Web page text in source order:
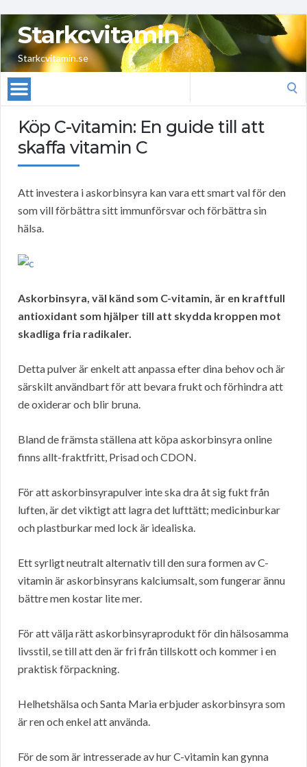
Starkcvitamin
Starkcvitamin.se
Köp C-vitamin: En guide till att
skaffa vitamin C
Att investera i askorbinsyra kan vara ett smart val för den
som vill förbättra sitt immunförsvar och förbättra sin
hälsa.
Askorbinsyra, väl känd som C-vitamin, är en kraftfull
antioxidant som hjälper till att skydda kroppen mot
skadliga fria radikaler.
Detta pulver är enkelt att anpassa efter dina behov och är
särskilt användbart för att bevara frukt och förhindra att
de oxiderar och blir bruna.
Bland de främsta ställena att köpa askorbinsyra online
finns allt-fraktfritt, Prisad och CDON.
För att askorbinsyrapulver inte ska dra åt sig fukt från
luften, är det viktigt att lagra det lufttätt; medicinburkar
och plastburkar med lock är idealiska.
Ett syrligt neutralt alternativ till den sura formen av C-
vitamin är askorbinsyrans kalciumsalt, som fungerar ännu
bättre men kostar lite mer.
För att välja rätt askorbinsyraprodukt för din hälsosamma
livsstil, se till att den är fri från tillskott och kommer i en
praktisk förpackning.
Helhetshälsa och Santa Maria erbjuder askorbinsyra som
är ren och enkel att använda.
För de som är intresserade av hur C-vitamin kan gynna